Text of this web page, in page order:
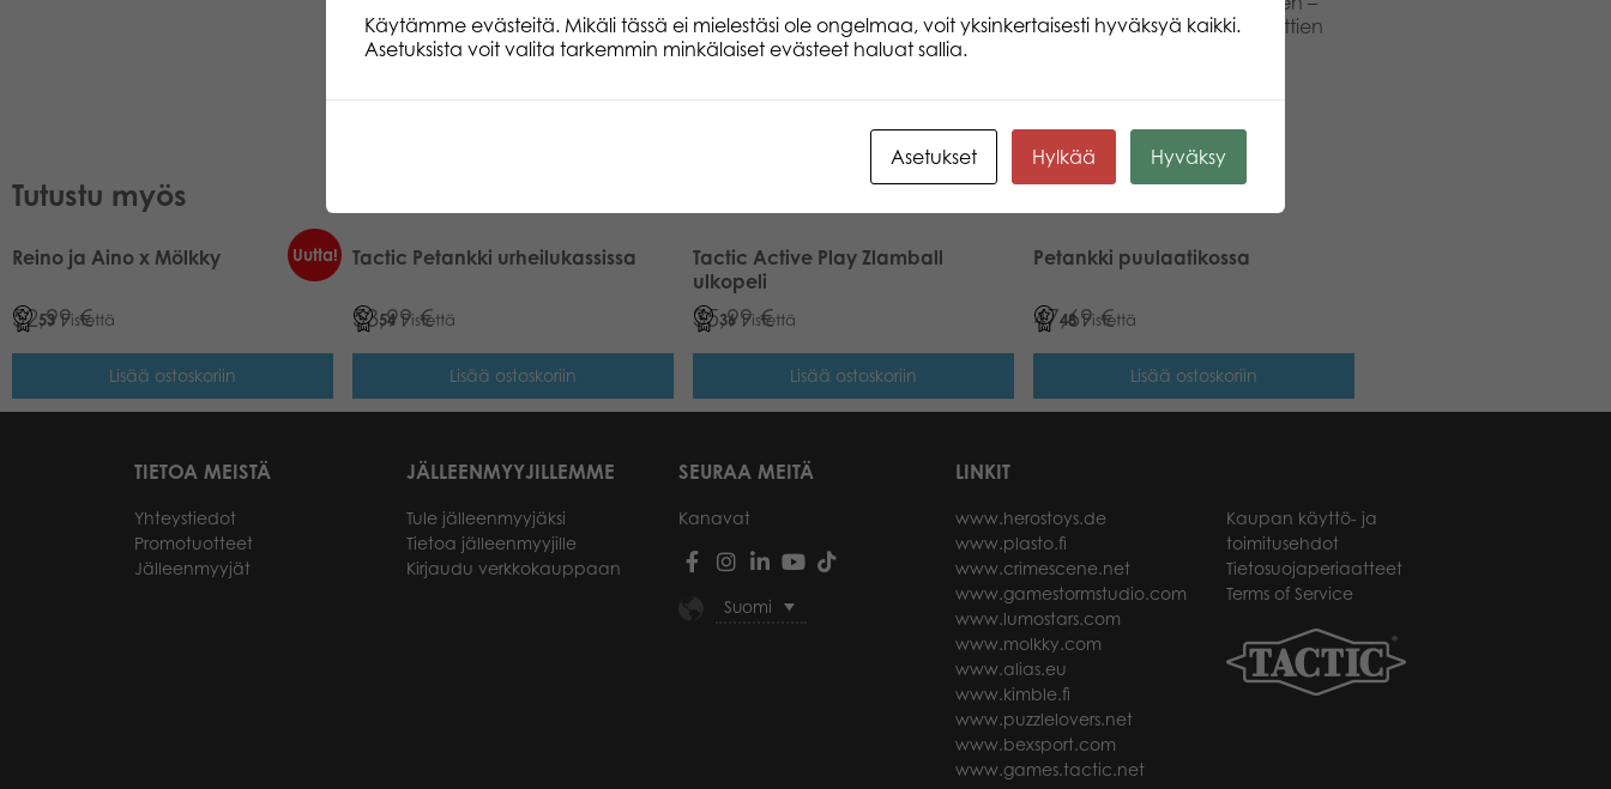
tämä on nimittäin jalkapallokrokettia! Yritä kuljettaa pallosi porttien
läpi maaliin ensimmäisenä ja varo muiden pelaajien syöttöjä.
Tutustu myös
Uutta!
Reino ja Aino x Mölkky
52,99€
53 Pistettä
Lisää ostoskoriin
Tactic Petankki urheilukassissa
53,99€
54 Pistettä
Lisää ostoskoriin
Tactic Active Play Zlamball
ulkopeli
35,99€
36 Pistettä
Lisää ostoskoriin
Petankki puulaatikossa
47,69€
48 Pistettä
Lisää ostoskoriin
TIETOA MEISTÄ
Yhteystiedot
Promotuotteet
Jälleenmyyjät
JÄLLEENMYYJILLEMME
Tule jälleenmyyjäksi
Tietoa jälleenmyyjille
Kirjaudu verkkokauppaan
SEURAA MEITÄ
Kanavat
Suomi
LINKIT
www.herostoys.de
www.plasto.fi
www.crimescene.net
www.gamestormstudio.com
www.lumostars.com
www.molkky.com
www.alias.eu
www.kimble.fi
www.puzzlelovers.net
www.bexsport.com
www.games.tactic.net
Kaupan käyttö- ja
toimitusehdot
Tietosuojaperiaatteet
Terms of Service
Käytämme evästeitä. Mikäli tässä ei mielestäsi ole ongelmaa, voit yksinkertaisesti hyväksyä kaikki.
Asetuksista voit valita tarkemmin minkälaiset evästeet haluat sallia.
Asetukset Hylkää Hyväksy